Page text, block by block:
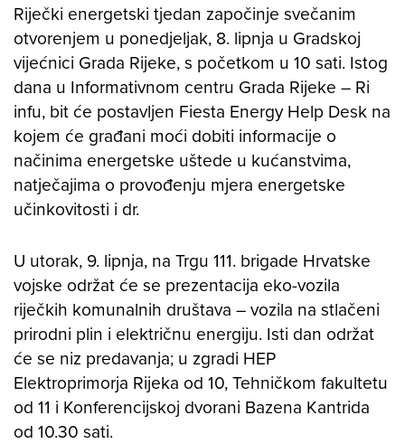
Riječki energetski tjedan započinje svečanim
otvorenjem u ponedjeljak, 8. lipnja u Gradskoj
vijećnici Grada Rijeke, s početkom u 10 sati. Istog
dana u Informativnom centru Grada Rijeke – Ri
infu, bit će postavljen Fiesta Energy Help Desk na
kojem će građani moći dobiti informacije o
načinima energetske uštede u kućanstvima,
natječajima o provođenju mjera energetske
učinkovitosti i dr.
U utorak, 9. lipnja, na Trgu 111. brigade Hrvatske
vojske održat će se prezentacija eko-vozila
riječkih komunalnih društava – vozila na stlačeni
prirodni plin i električnu energiju. Isti dan održat
će se niz predavanja; u zgradi HEP
Elektroprimorja Rijeka od 10, Tehničkom fakultetu
od 11 i Konferencijskoj dvorani Bazena Kantrida
od 10.30 sati.